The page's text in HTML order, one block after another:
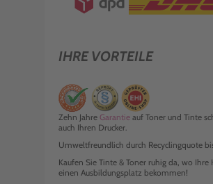
IHRE VORTEILE
Zehn Jahre Garantie auf Toner und Tinte
auch Ihren Drucker.
Umweltfreundlich durch Recyclingquote
Kaufen Sie Tinte & Toner ruhig da, wo Ihre
einen Ausbildungsplatz bekommen!